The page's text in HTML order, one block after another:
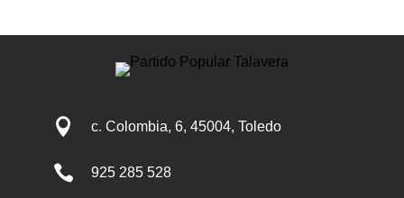
 c. Colombia, 6, 45004, Toledo
 925 285 528